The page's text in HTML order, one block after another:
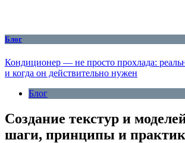
Блог
Кондиционер — не просто прохлада:
и когда он действительно нужен
Блог
Создание текстур и
шаги, принципы и